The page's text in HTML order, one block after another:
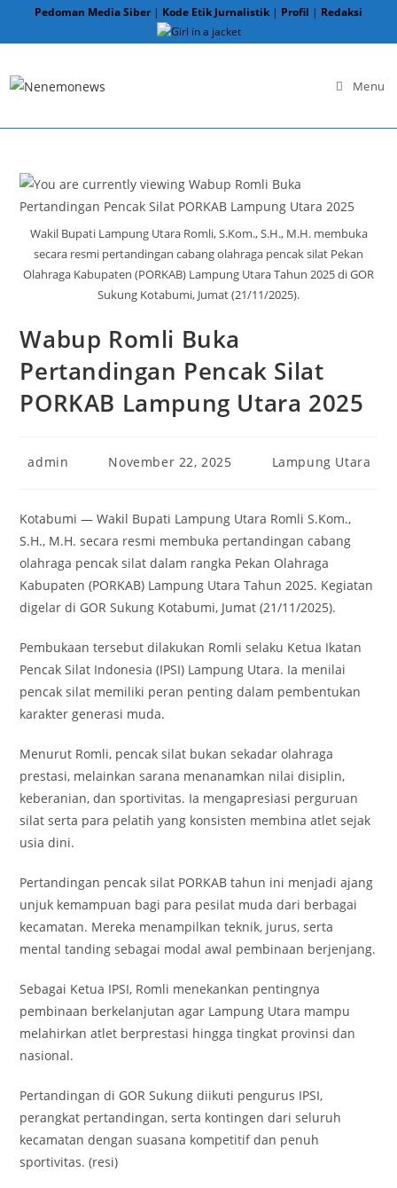
Pedoman Media Siber| Kode Etik Jurnalistik | Profil | Redaksi
Menu
Wakil Bupati Lampung Utara Romli, S.Kom., S.H., M.H. membuka
secara resmi pertandingan cabang olahraga pencak silat Pekan
Olahraga Kabupaten (PORKAB) Lampung Utara Tahun 2025 di GOR
Sukung Kotabumi, Jumat (21/11/2025).
Wabup Romli Buka
Pertandingan Pencak Silat
PORKAB Lampung Utara 2025
Post
admin
Post
November 22, 2025
Post
category:
Lampung Utara
Kotabumi — Wakil Bupati Lampung Utara Romli S.Kom.,
S.H., M.H. secara resmi membuka pertandingan cabang
olahraga pencak silat dalam rangka Pekan Olahraga
Kabupaten (PORKAB) Lampung Utara Tahun 2025. Kegiatan
digelar di GOR Sukung Kotabumi, Jumat (21/11/2025).
Pembukaan tersebut dilakukan Romli selaku Ketua Ikatan
Pencak Silat Indonesia (IPSI) Lampung Utara. Ia menilai
pencak silat memiliki peran penting dalam pembentukan
karakter generasi muda.
Menurut Romli, pencak silat bukan sekadar olahraga
prestasi, melainkan sarana menanamkan nilai disiplin,
keberanian, dan sportivitas. Ia mengapresiasi perguruan
silat serta para pelatih yang konsisten membina atlet sejak
usia dini.
Pertandingan pencak silat PORKAB tahun ini menjadi ajang
unjuk kemampuan bagi para pesilat muda dari berbagai
kecamatan. Mereka menampilkan teknik, jurus, serta
mental tanding sebagai modal awal pembinaan berjenjang.
Sebagai Ketua IPSI, Romli menekankan pentingnya
pembinaan berkelanjutan agar Lampung Utara mampu
melahirkan atlet berprestasi hingga tingkat provinsi dan
nasional.
Pertandingan di GOR Sukung diikuti pengurus IPSI,
perangkat pertandingan, serta kontingen dari seluruh
kecamatan dengan suasana kompetitif dan penuh
sportivitas. (resi)